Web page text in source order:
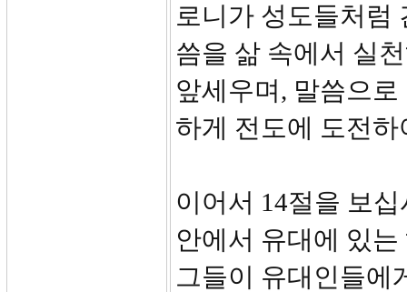
로니가 성도들처럼
씀을 삶 속에서 실
앞세우며, 말씀으
하게 전도에 도전
이어서 14절을 보
안에서 유대에 있
그들이 유대인들에